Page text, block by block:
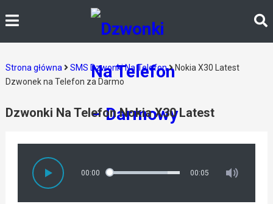
Strona główna SMS Dzwonki Na Telefon
Nokia X30 Latest
Dzwonek na Telefon za Darmo
Dzwonki Na Telefon Nokia X30 Latest
00:00 00:05